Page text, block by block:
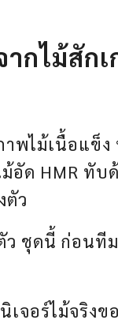
กไม้สัก
ไม้เนื้อแข็ง
HMR ทับ
ตัว
ว ชุดนี้ ก่อนที
จอร์ไม้จริงข